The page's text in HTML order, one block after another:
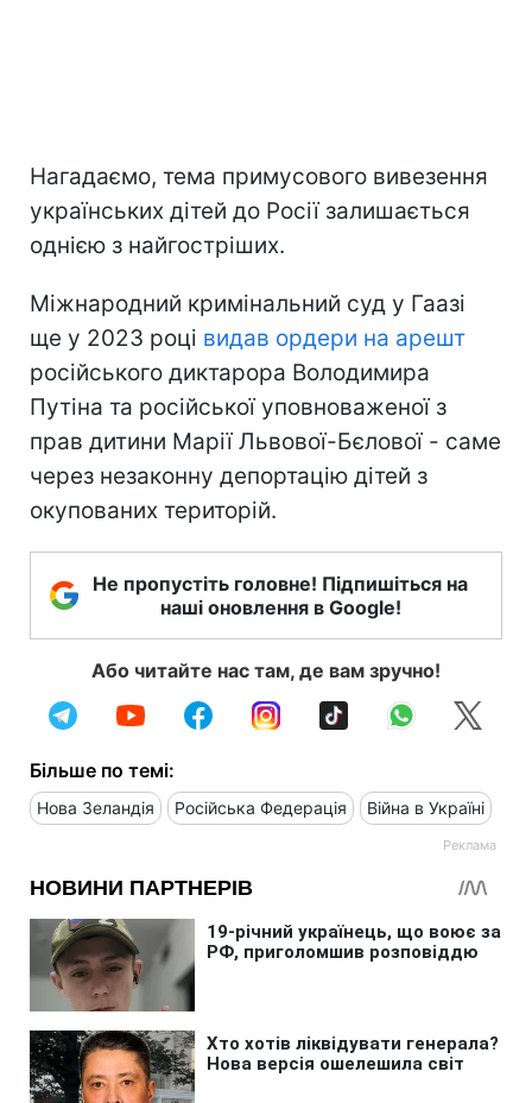
Нагадаємо, тема примусового вивезення
українських дітей до Росії залишається
однією з найгостріших.
Міжнародний кримінальний суд у Гаазі
ще у 2023 році видав ордери на арешт
російського диктарора Володимира
Путіна та російської уповноваженої з
прав дитини Марії Львової-Бєлової - саме
через незаконну депортацію дітей з
окупованих територій.
Не пропустіть головне! Підпишіться на
наші оновлення в Google!
Або читайте нас там, де вам зручно!
Більше по темі:
Нова Зеландія Російська Федерація Війна в Україні